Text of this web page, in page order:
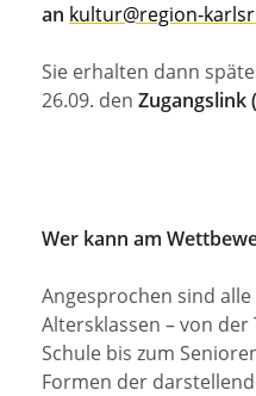
an kultur@region-
Sie erhalten dann
26.09. den Zugangslink
Wer kann am
Angesprochen sind
Altersklassen – von
Schule bis zum
Formen der